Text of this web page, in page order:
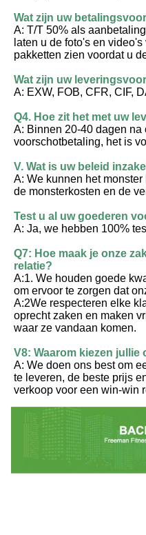
Wat zijn uw
A: T/T 50% als
laten u de foto's en
pakketten zien voordat u
Wat zijn uw
A: EXW, FOB, CFR, CIF,
Q4. Hoe zit het met uw
A: Binnen 20-40 dagen na
voorschotbetaling, het is
V. Wat is uw beleid
A: We kunnen het
de monsterkosten en de
Test u al uw goederen
A: Ja, we hebben 100%
Q7: Hoe maak je onze
relatie?
A:1. We houden goede
om ervoor te zorgen dat
A:2We respecteren elke
oprecht zaken en maken
waar ze vandaan komen.
V8: Waarom kiezen jullie
A: We doen ons best om
te leveren, de beste prijs
verkoop voor een win-win